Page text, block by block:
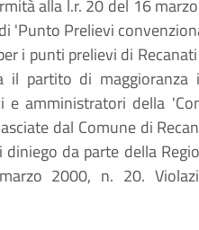
alla l.r. 20 del 16
'Punto Prelievi
i punti prelievi di
il partito di maggioranza
amministratori della
dal Comune di
da parte della
2000, n. 20.